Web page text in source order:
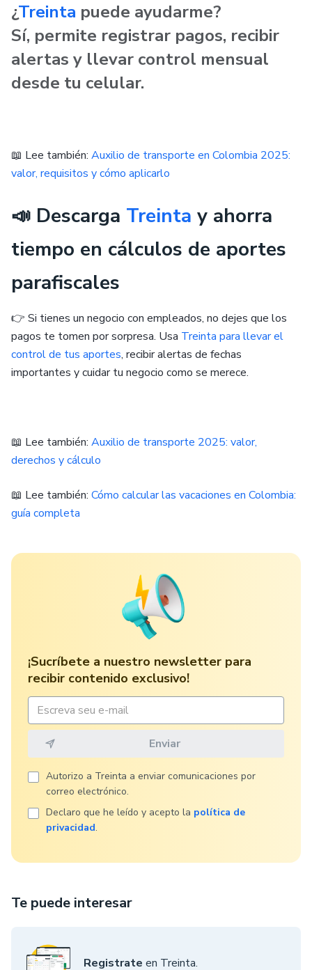
Te puede interesar
Registrate en Treinta.
¿Treinta puede ayudarme?
Sí, permite registrar pagos, recibir
alertas y llevar control mensual
desde tu celular.
📖 Lee también: Auxilio de transporte en Colombia 2025:
valor, requisitos y cómo aplicarlo
📣 Descarga Treinta y ahorra
tiempo en cálculos de aportes
parafiscales
👉 Si tienes un negocio con empleados, no dejes que los
pagos te tomen por sorpresa. Usa Treinta para llevar el
control de tus aportes, recibir alertas de fechas
importantes y cuidar tu negocio como se merece.
📖 Lee también: Auxilio de transporte 2025: valor,
derechos y cálculo
📖 Lee también: Cómo calcular las vacaciones en Colombia:
guía completa
¡Sucríbete a nuestro newsletter para
recibir contenido exclusivo!
Autorizo ​​a Treinta a enviar comunicaciones por
correo electrónico.
Declaro que he leído y acepto la política de
privacidad.